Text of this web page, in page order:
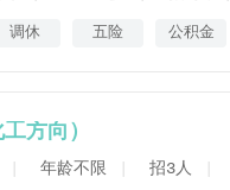
调休 五险 公积金
方向）
年龄不限 招3人